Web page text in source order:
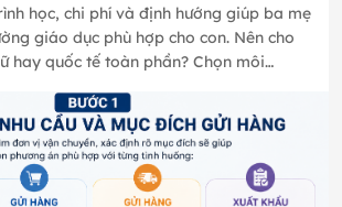
học, chi phí và định hướng giúp ba mẹ
giáo dục phù hợp cho con. Nên cho
hay quốc tế toàn phần? Chọn môi